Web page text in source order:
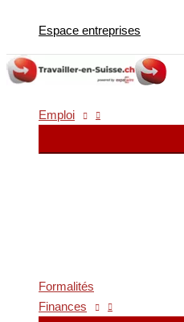
contenu
Espace entreprises
Emploi
Formalités
Finances